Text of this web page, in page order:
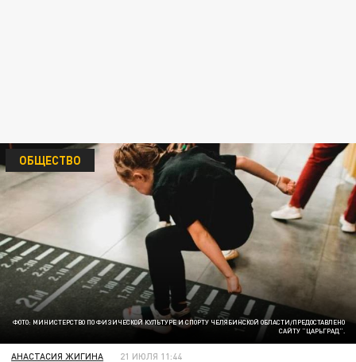
ФОТО: МИНИСТЕРСТВО ПО ФИЗИЧЕСКОЙ КУЛЬТУРЕ И СПОРТУ ЧЕЛЯБИНСКОЙ ОБЛАСТИ/ПРЕДОСТАВЛЕНО
САЙТУ "ЦАРЬГРАД".
ОБЩЕСТВО
АНАСТАСИЯ ЖИГИНА 21 ИЮЛЯ 11:44